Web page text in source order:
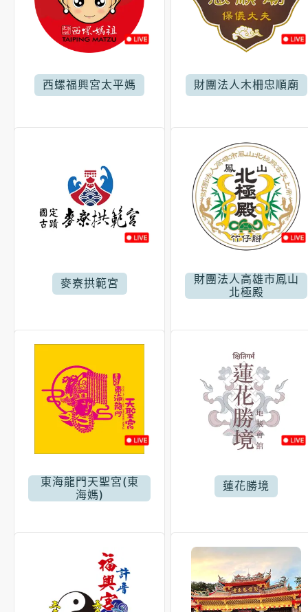
西螺福興宮太平媽 財團法人木柵忠順廟
麥寮拱範宮
財團法人高雄市鳳山
北極殿
東海龍門天聖宮(東
海媽)
蓮花勝境